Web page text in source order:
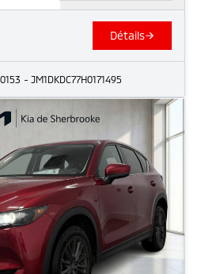
Détails
- JM1DKDC77H0171495